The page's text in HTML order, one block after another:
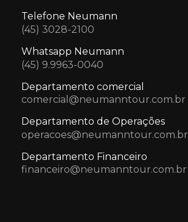
Telefone Neumann
(45) 3028-2100
Whatsapp Neumann
(45) 9.9963-0040
Departamento comercial
comercial@neumanntour.com.br
Departamento de Operações
operacoes@neumanntour.com.br
Departamento Financeiro
financeiro@neumanntour.com.br